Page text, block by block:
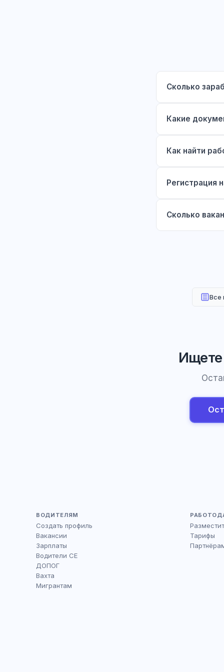
Сколько
Какие
Как найти
Регистрация
Сколько
Все
ВОДИТЕЛЯМ
Создать профиль
Вакансии
Зарплаты
Водители CE
ДОПОГ
Вахта
Мигрантам
Тарифы